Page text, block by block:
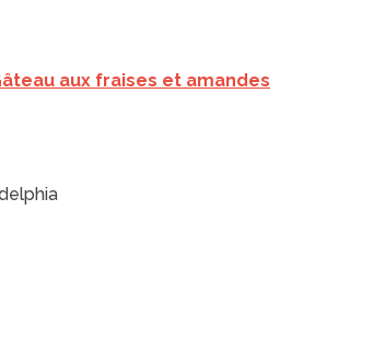
aux fraises et amandes